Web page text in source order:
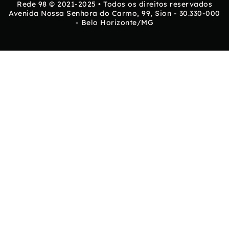
Rede 98 © 2021-2025 • Todos os direitos reservados
Avenida Nossa Senhora do Carmo, 99, Sion - 30.330-000
- Belo Horizonte/MG